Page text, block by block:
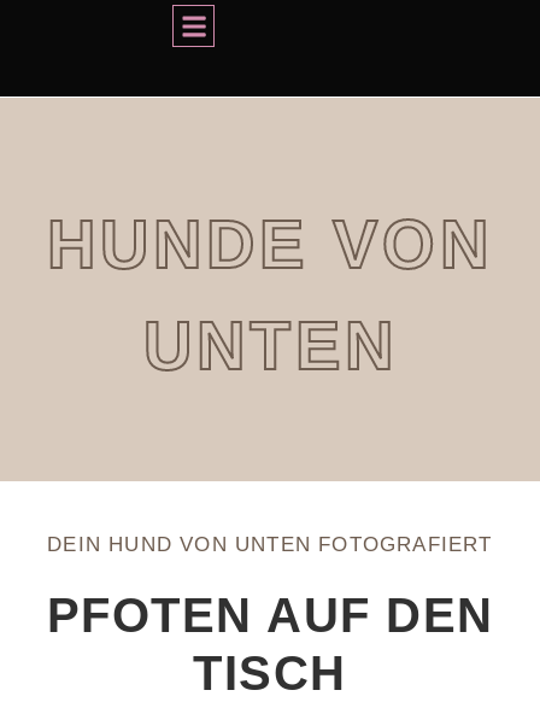
Services
HUNDE VON
UNTEN
DEIN HUND VON UNTEN FOTOGRAFIERT
PFOTEN AUF DEN
TISCH